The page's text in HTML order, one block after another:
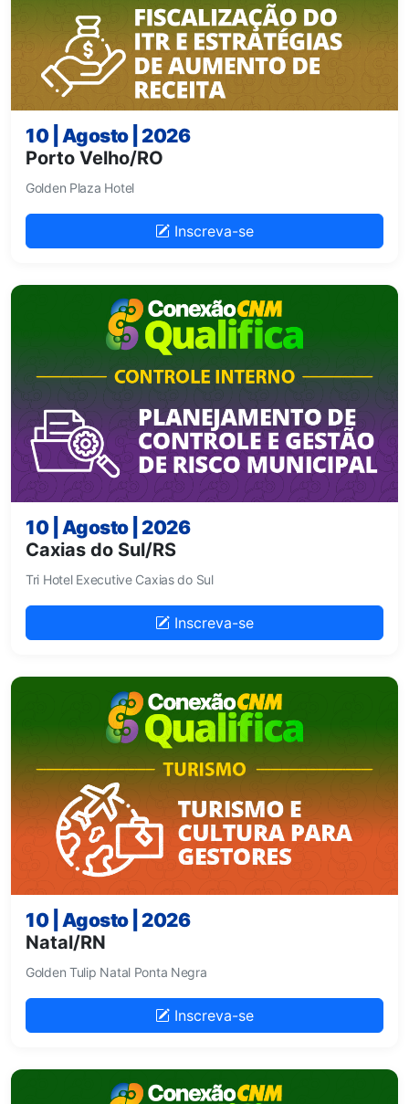
10 | Agosto | 2026
Porto Velho/RO
Golden Plaza Hotel
Inscreva-se
10 | Agosto | 2026
Caxias do Sul/RS
Tri Hotel Executive Caxias do Sul
Inscreva-se
10 | Agosto | 2026
Natal/RN
Golden Tulip Natal Ponta Negra
Inscreva-se